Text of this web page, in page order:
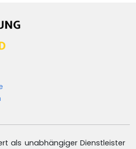
als unabhängiger Dienstleister